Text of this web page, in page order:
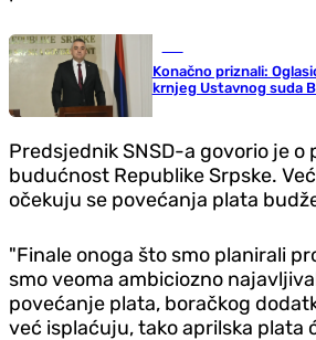
Konačno priznali:
krnjeg Ustavnog suda
Predsjednik SNSD-a govorio je o
budućnost Republike Srpske.
očekuju se povećanja plata
"Finale onoga što smo planirali
smo veoma ambiciozno
povećanje plata, boračkog
već isplaćuju, tako aprilska plata